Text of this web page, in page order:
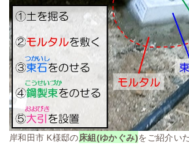
岸和田市 K様邸の床組(ゆかぐみ)をご紹介い